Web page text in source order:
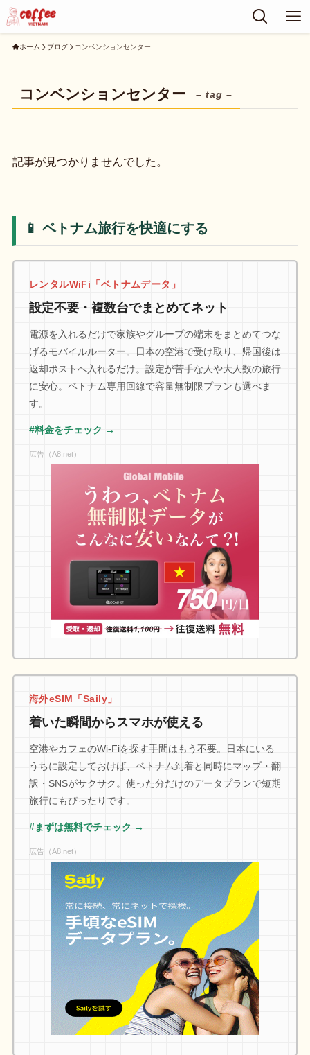
ホーム ブログ コンベンションセンター
コンベンションセンター – tag –
記事が見つかりませんでした。
📱 ベトナム旅行を快適にする
レンタルWiFi「ベトナムデータ」
設定不要・複数台でまとめてネット
電源を入れるだけで家族やグループの端末をまとめてつな
げるモバイルルーター。日本の空港で受け取り、帰国後は
返却ポストへ入れるだけ。設定が苦手な人や大人数の旅行
に安心。ベトナム専用回線で容量無制限プランも選べま
す。
#料金をチェック →
広告（A8.net）
海外eSIM「Saily」
着いた瞬間からスマホが使える
空港やカフェのWi-Fiを探す手間はもう不要。日本にいる
うちに設定しておけば、ベトナム到着と同時にマップ・翻
訳・SNSがサクサク。使った分だけのデータプランで短期
旅行にもぴったりです。
#まずは無料でチェック →
広告（A8.net）